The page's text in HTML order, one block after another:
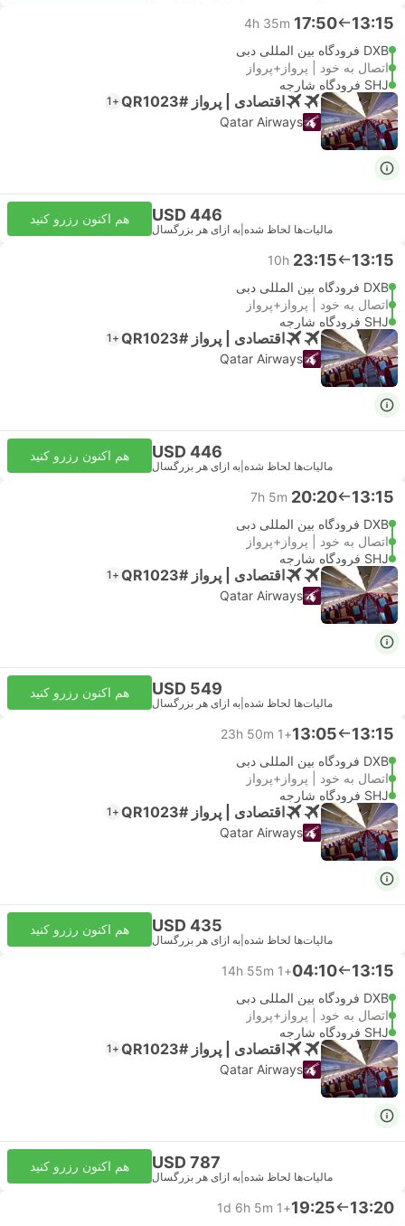
13:15
17:50
4h 35m
DXB فرودگاه بین المللی دبی
اتصال به خود | پرواز+پرواز
SHJ فرودگاه شارجه
اقتصادی | پرواز #QR1023 +1
Qatar Airways
USD 446
مالیات‌ها لحاظ شده به ازای هر بزرگسال
هم اکنون رزرو کنید
13:15
23:15
10h
DXB فرودگاه بین المللی دبی
اتصال به خود | پرواز+پرواز
SHJ فرودگاه شارجه
اقتصادی | پرواز #QR1023 +1
Qatar Airways
USD 446
مالیات‌ها لحاظ شده به ازای هر بزرگسال
هم اکنون رزرو کنید
13:15
20:20
7h 5m
DXB فرودگاه بین المللی دبی
اتصال به خود | پرواز+پرواز
SHJ فرودگاه شارجه
اقتصادی | پرواز #QR1023 +1
Qatar Airways
USD 549
مالیات‌ها لحاظ شده به ازای هر بزرگسال
هم اکنون رزرو کنید
13:15
13:05
+1
23h 50m
DXB فرودگاه بین المللی دبی
اتصال به خود | پرواز+پرواز
SHJ فرودگاه شارجه
اقتصادی | پرواز #QR1023 +1
Qatar Airways
USD 435
مالیات‌ها لحاظ شده به ازای هر بزرگسال
هم اکنون رزرو کنید
13:15
04:10
+1
14h 55m
DXB فرودگاه بین المللی دبی
اتصال به خود | پرواز+پرواز
SHJ فرودگاه شارجه
اقتصادی | پرواز #QR1023 +1
Qatar Airways
USD 787
مالیات‌ها لحاظ شده به ازای هر بزرگسال
هم اکنون رزرو کنید
13:20
19:25
+1
1d 6h 5m